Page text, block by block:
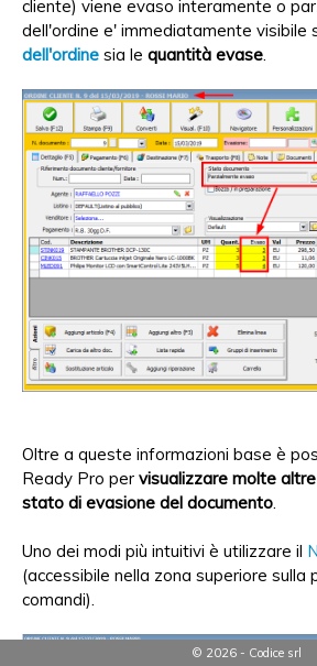
cliente) viene evaso interamente o
dell'ordine e' immediatamente visibile
dell'ordine sia le quantità evase.
Oltre a queste informazioni base è
Ready Pro per visualizzare molte
stato di evasione del documento
Uno dei modi più intuitivi è utilizzare il
(accessibile nella zona superiore sulla
comandi).
© 2026 - Codice srl